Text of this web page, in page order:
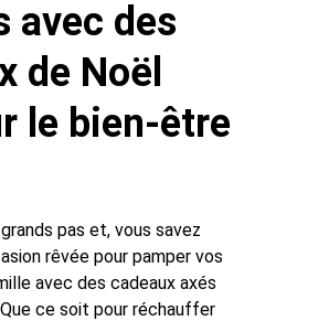
avec des
de Noël
le bien-être
pas et, vous savez
rêvée pour pamper vos
avec des cadeaux axés
ce soit pour réchauffer